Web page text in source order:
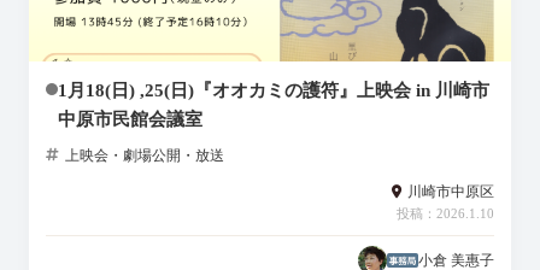
1月18(日) ,25(日)『オオカミの護符』上映会 in 川崎市
中原市民館会議室
上映会・劇場公開・放送
川崎市中原区
投稿：2026.1.10
小倉 美惠子